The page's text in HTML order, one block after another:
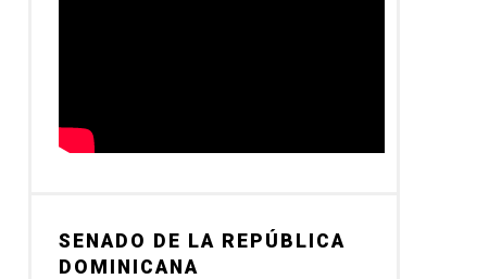
SENADO DE LA REPÚBLICA
DOMINICANA